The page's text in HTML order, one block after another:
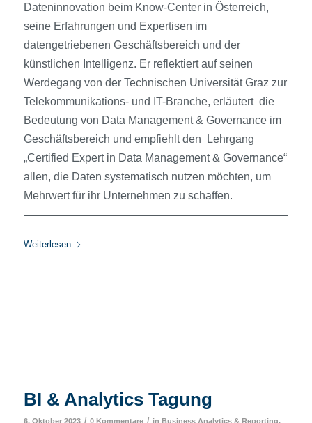
Dateninnovation beim Know-Center in Österreich,
seine Erfahrungen und Expertisen im
datengetriebenen Geschäftsbereich und der
künstlichen Intelligenz. Er reflektiert auf seinen
Werdegang von der Technischen Universität Graz zur
Telekommunikations- und IT-Branche, erläutert die
Bedeutung von Data Management & Governance im
Geschäftsbereich und empfiehlt den Lehrgang
„Certified Expert in Data Management & Governance“
allen, die Daten systematisch nutzen möchten, um
Mehrwert für ihr Unternehmen zu schaffen.
Weiterlesen
BI & Analytics Tagung
6. Oktober 2023 / 0 Kommentare / in Business Analytics & Reporting,